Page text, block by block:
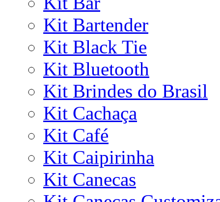
Kit Bartender
Kit Black Tie
Kit Bluetooth
Kit Brindes do Brasil
Kit Cachaça
Kit Café
Kit Caipirinha
Kit Canecas